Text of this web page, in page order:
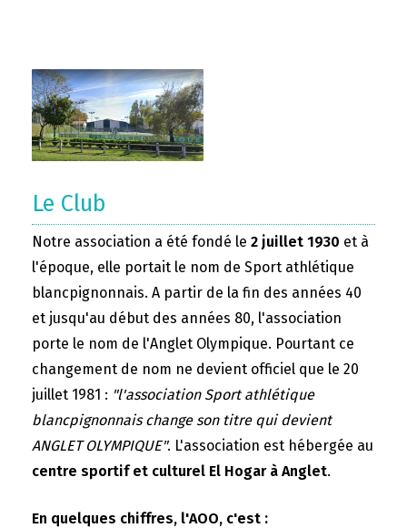
Le Club
Notre association a été fondé le 2 juillet 1930 et à
l'époque, elle portait le nom de Sport athlétique
blancpignonnais. A partir de la fin des années 40
et jusqu'au début des années 80, l'association
porte le nom de l'Anglet Olympique. Pourtant ce
changement de nom ne devient officiel que le 20
juillet 1981 : "l'association Sport athlétique
blancpignonnais change son titre qui devient
ANGLET OLYMPIQUE". L'association est hébergée au
centre sportif et culturel El Hogar à Anglet.
En quelques chiffres, l'AOO, c'est :